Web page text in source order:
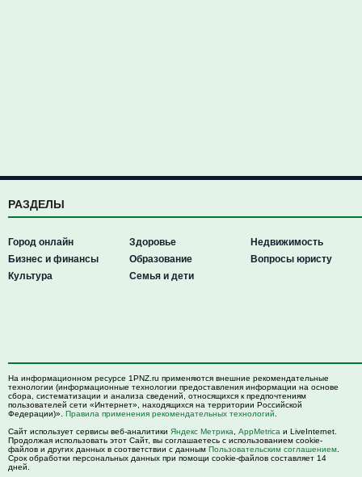
РАЗДЕЛЫ
Город онлайн
Бизнес и финансы
Культура
Здоровье
Образование
Семья и дети
Недвижимость
Вопросы юристу
На информационном ресурсе 1PNZ.ru применяются внешние рекомендательные
технологии (информационные технологии предоставления информации на основе
сбора, систематизации и анализа сведений, относящихся к предпочтениям
пользователей сети «Интернет», находящихся на территории Российской
Федерации)». Правила применения рекомендательных технологий
Сайт использует сервисы веб-аналитики Яндекс Метрика AppMetrica и LiveInternet.
Продолжая использовать этот Сайт, вы соглашаетесь с использованием cookie-
файлов и других данных в соответствии с данным Пользовательским соглашением
Срок обработки персональных данных при помощи cookie-файлов составляет 14
дней.